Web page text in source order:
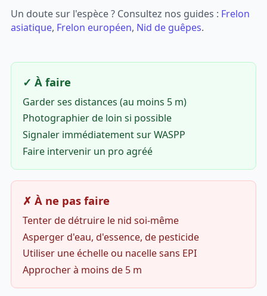
Un doute sur l'espèce ? Consultez nos guides : Frelon
asiatique, Frelon européen, Nid de guêpes.
✓ À faire
Garder ses distances (au moins 5 m)
Photographier de loin si possible
Signaler immédiatement sur WASPP
Faire intervenir un pro agréé
✗ À ne pas faire
Tenter de détruire le nid soi-même
Asperger d'eau, d'essence, de pesticide
Utiliser une échelle ou nacelle sans EPI
Approcher à moins de 5 m